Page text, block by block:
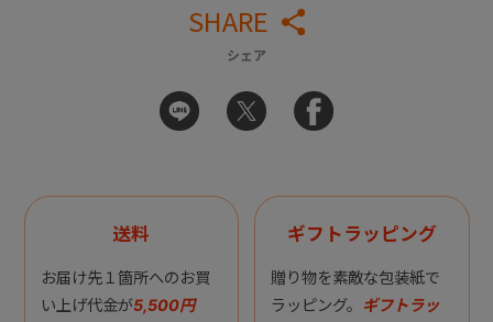
SHARE
シェア
送料
お届け先１箇所へのお買
い上げ代金が5,500円
ギフトラッピング
贈り物を素敵な包装紙で
ラッピング。 ギフトラッ